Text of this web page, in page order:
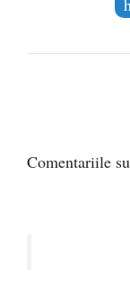
Comentariile